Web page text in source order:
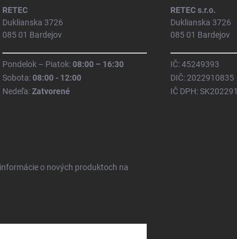
RETEC
Duklianska 3726
085 01 Bardejov
Pondelok – Piatok:08:00 – 16:30
Sobota:08:00 - 12:00
Nedeľa:Zatvorené
RETEC s.r.o.
Duklianska 3726
085 01 Bardejov
IČ: 45249393
DIČ: 2022910835
IČ DPH:
o nových produktoch na